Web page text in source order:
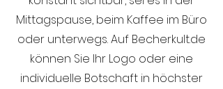
Mittagspause, beim Kaffee im Büro
oder unterwegs. Auf Becherkult.de
können Sie Ihr Logo oder eine
individuelle Botschaft in höchster